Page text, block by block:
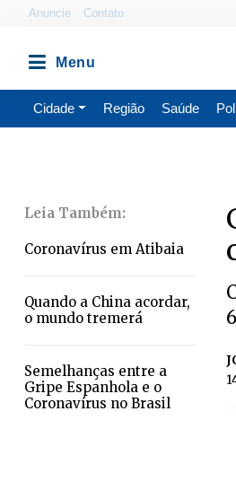
Anuncie Contato
Cidade Região Saúde
Coronavírus em Atibaia
Quando a China acordar,
o mundo tremerá
Semelhanças entre a
Gripe Espanhola e o
Coronavírus no Brasil